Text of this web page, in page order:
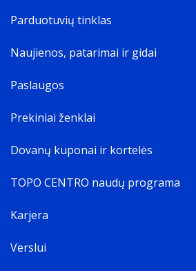
Parduotuvių tinklas
Naujienos, patarimai ir gidai
Paslaugos
Prekiniai ženklai
Dovanų kuponai ir kortelės
TOPO CENTRO naudų programa
Karjera
Verslui